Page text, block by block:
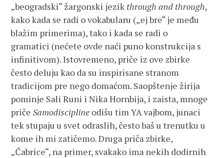
„beogradski“ žargonski jezik through and through,
kako kada se radi o vokabularu („ej bre“ je među
blažim primerima), tako i kada se radi o
gramatici (nećete ovde naći puno konstrukcija s
infinitivom). Istovremeno, priče iz ove zbirke
često deluju kao da su inspirisane stranom
tradicijom pre nego domaćom. Saopštenje žirija
pominje Sali Runi i Nika Hornbija, i zaista, mnoge
pričeSamodiscipline odišu tim YAvajbom, junaci
tek stupaju u svet odraslih, često baš u trenutku u
kome ih mi zatičemo. Druga priča zbirke,
„Ćabrice“, na primer, svakako ima nekih dodirnih